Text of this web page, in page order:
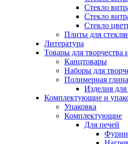
Стекло
Стекло
Стекло
Плиты для
Литература
Товары для творчества
Канцтовары
Наборы для
Полимерная глина
Изделия
Комплектующие и
Упаковка
Комплектующие
Для печей